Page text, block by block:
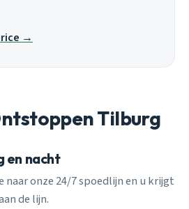
→
Tilburg
en nacht
naar onze 24/7 spoedlijn en u krijgt
de lijn.